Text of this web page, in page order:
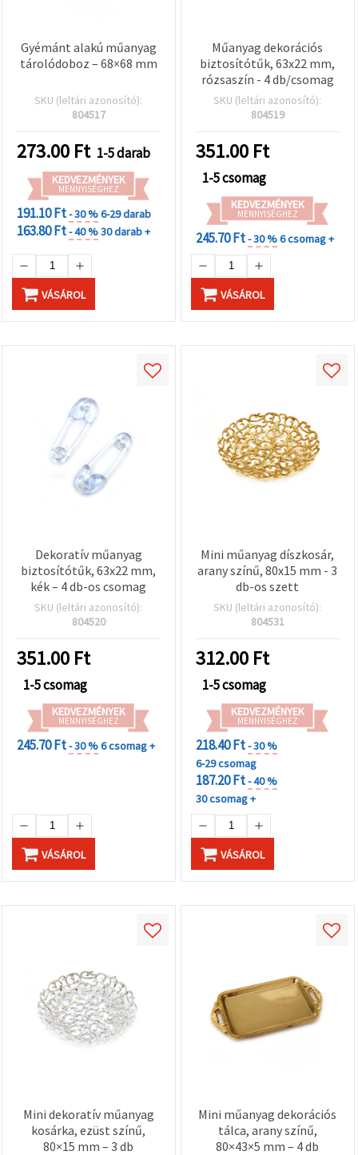
Gyémánt alakú műanyag
tárolódoboz – 68×68 mm
SKU (leltári azonosító):
804517
273.00 Ft 1-5 darab
KEDVEZMÉNYEK
MENNYISÉGHEZ
191.10 Ft- 30 %6-29 darab
163.80 Ft- 40 %30 darab +
VÁSÁROL
Műanyag dekorációs
biztosítótűk, 63x22 mm,
rózsaszín - 4 db/csomag
SKU (leltári azonosító):
804519
351.00 Ft
1-5 csomag
KEDVEZMÉNYEK
MENNYISÉGHEZ
245.70 Ft- 30 %6 csomag +
VÁSÁROL
Dekoratív műanyag
biztosítótűk, 63x22 mm,
kék – 4 db-os csomag
SKU (leltári azonosító):
804520
351.00 Ft
1-5 csomag
KEDVEZMÉNYEK
MENNYISÉGHEZ
245.70 Ft- 30 %6 csomag +
VÁSÁROL
Mini műanyag díszkosár,
arany színű, 80x15 mm - 3
db-os szett
SKU (leltári azonosító):
804531
312.00 Ft
1-5 csomag
KEDVEZMÉNYEK
MENNYISÉGHEZ
218.40 Ft- 30 %
6-29 csomag
187.20 Ft- 40 %
30 csomag +
VÁSÁROL
Mini dekoratív műanyag
kosárka, ezüst színű,
80×15 mm – 3 db
Mini műanyag dekorációs
tálca, arany színű,
80×43×5 mm – 4 db